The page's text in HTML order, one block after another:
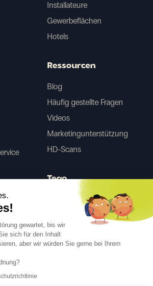
Installateure
Gewerbeflächen
Hotels
Ressourcen
Blog
Häufig gestellte Fragen
Videos
Marketingunterstützung
HD-Scans
Tego
Vorher/Nachher KI
gewartet, bis wir
sich für den Inhalt
aber wir würden Sie gerne bei Ihrem